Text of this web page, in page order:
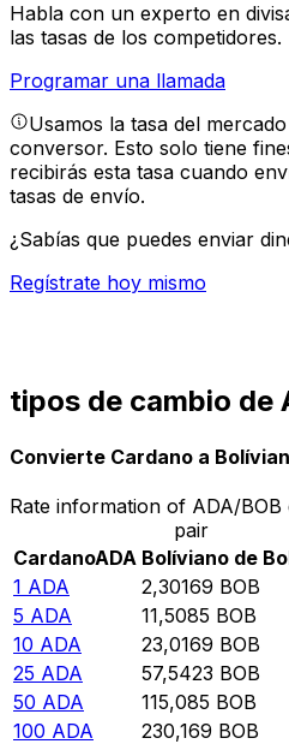
Habla con un experto en
las tasas de los competidores.
Programar una llamada
Usamos la tasa del
conversor. Esto solo tiene
recibirás esta tasa cuando
tasas de envío.
¿Sabías que puedes enviar
Regístrate hoy mismo
tipos de cambio de
Convierte Cardano a
Rate information of ADA/
pair
CardanoADA Bolíviano de
1 ADA 2,30169 BOB
5 ADA 11,5085 BOB
10 ADA 23,0169 BOB
25 ADA 57,5423 BOB
50 ADA 115,085 BOB
100 ADA 230,169 BOB